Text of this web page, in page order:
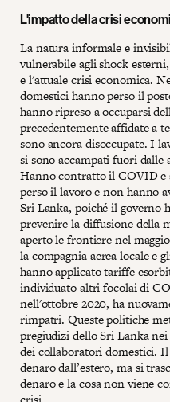
L'impatto della crisi
La natura informale e
vulnerabile agli shock
e l'attuale crisi economica.
domestici hanno perso il
hanno ripreso a occuparsi
precedentemente affidate a
sono ancora disoccupate. I
si sono accampati fuori dalle
Hanno contratto il COVID
perso il lavoro e non hanno
Sri Lanka, poiché il governo
prevenire la diffusione della
aperto le frontiere nel
la compagnia aerea locale e
hanno applicato tariffe
individuato altri focolai di
nell'ottobre 2020, ha
rimpatri. Queste politiche
pregiudizi dello Sri Lanka
dei collaboratori domestici. Il
denaro dall’estero, ma si
denaro e la cosa non viene